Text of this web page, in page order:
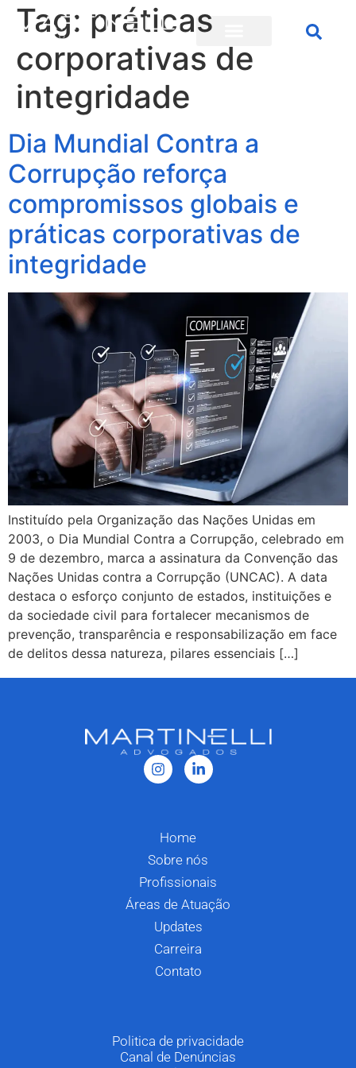
Tag: práticas
corporativas de
integridade
Dia Mundial Contra a
Corrupção reforça
compromissos globais e
práticas corporativas de
integridade
Instituído pela Organização das Nações Unidas em
2003, o Dia Mundial Contra a Corrupção, celebrado em
9 de dezembro, marca a assinatura da Convenção das
Nações Unidas contra a Corrupção (UNCAC). A data
destaca o esforço conjunto de estados, instituições e
da sociedade civil para fortalecer mecanismos de
prevenção, transparência e responsabilização em face
de delitos dessa natureza, pilares essenciais […]
Home
Sobre nós
Profissionais
Áreas de Atuação
Updates
Carreira
Contato
Politica de privacidade
Canal de Denúncias